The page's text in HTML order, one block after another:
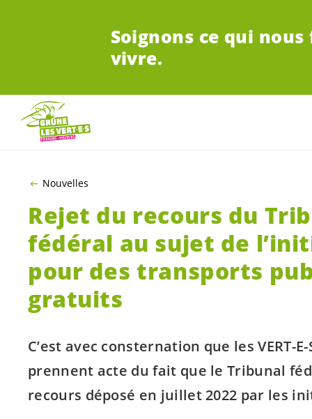
Soignons ce qui
vivre.
Nouvelles
Rejet du recours du
fédéral au sujet de
pour des transports
gratuits
C’est avec consternation que lesVERT-E-
prennent acte du fait que le Tribunal
recours déposé en juillet 2022 par les